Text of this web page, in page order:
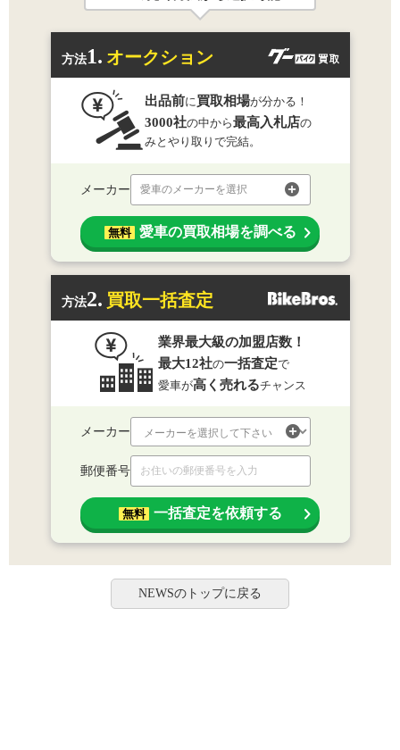
方法1. オークション
出品前に買取相場が分かる！
3000社の中から最高入札店の
みとやり取りで完結。
メーカー 愛車のメーカーを選択
無料 愛車の買取相場を調べる
方法2. 買取一括査定
業界最大級の加盟店数！
最大12社の一括査定で
愛車が高く売れるチャンス
メーカー
郵便番号
無料 一括査定を依頼する
NEWSのトップに戻る